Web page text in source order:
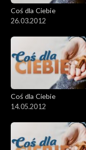
Coś dla Ciebie
26.03.2012
Coś dla Ciebie
14.05.2012